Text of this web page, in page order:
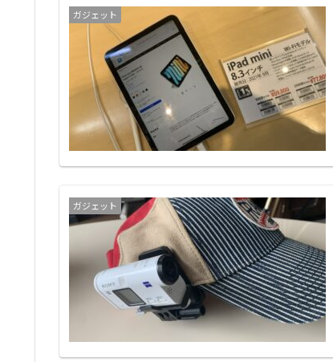
ガジェット
ガジェット